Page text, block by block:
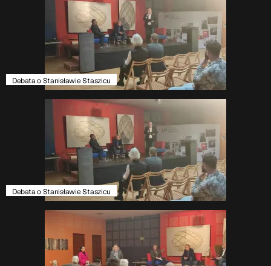
Debata o Stanisławie Staszicu
Debata o Stanisławie Staszicu